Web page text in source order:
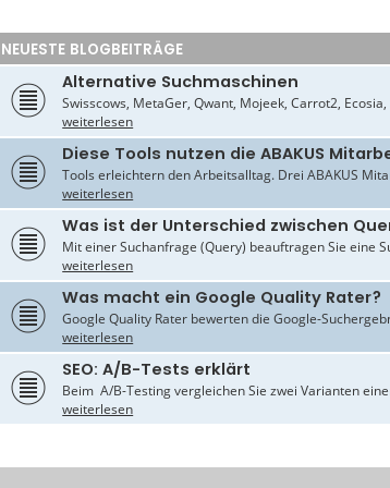
NEUESTE BLOGBEITRÄGE
Alternative Suchmaschinen
Swisscows, MetaGer, Qwant, Mojeek, Carrot2,
weiterlesen
Diese Tools nutzen die ABAKUS
Tools erleichtern den Arbeitsalltag. Drei ABAKUS
weiterlesen
Was ist der Unterschied zwischen
Mit einer Suchanfrage (Query) beauftragen Sie eine
weiterlesen
Was macht ein Google Quality Rater?
Google Quality Rater bewerten die Google-
weiterlesen
SEO: A/B-Tests erklärt
Beim A/B-Testing vergleichen Sie zwei Varianten
weiterlesen